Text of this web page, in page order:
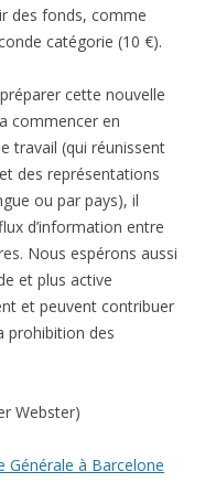
des fonds, comme
catégorie (10 €).
cette nouvelle
commencer en
travail (qui réunissent
des représentations
ou par pays), il
d’information entre
Nous espérons aussi
et plus active
et peuvent contribuer
prohibition des
Webster)
Générale à Barcelone